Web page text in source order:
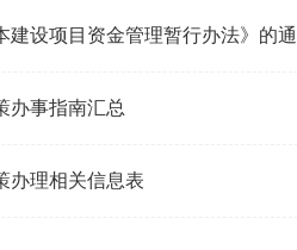
建设项目资金管理暂行办法》的
办事指南汇总
办理相关信息表